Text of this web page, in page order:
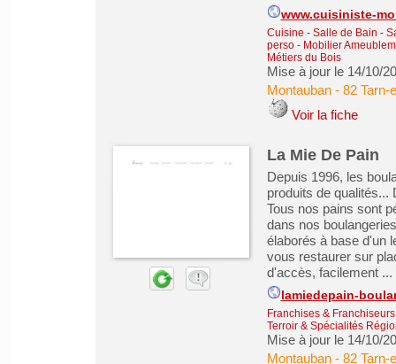
www.cuisiniste-
Cuisine - Salle de Bain -
perso- Mobilier
Métiers du Bois
Mise à jour le 14/10/
Montauban- 82 Tarn-
Voir la fiche
La Mie De Pain
Depuis 1996, les
produits de qualités...
Tous nos pains sont
dans nos
élaborés à base d'un
vous restaurer sur
d'accès, facilement ...
lamiedepain-
Franchises & Franchiseurs
Terroir & Spécialités
Mise à jour le 14/10/
Montauban- 82 Tarn-